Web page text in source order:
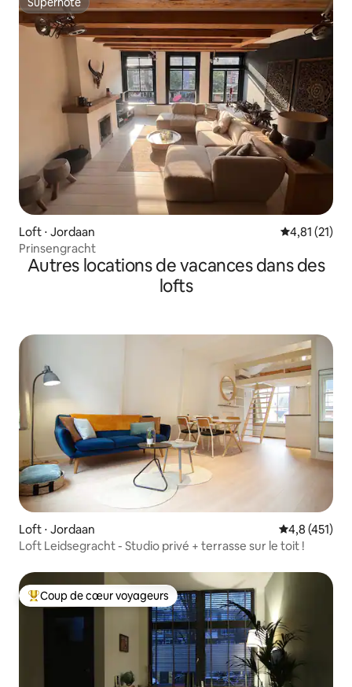
Superhôte
Loft ⋅ Jordaan Évaluation
4,81 (21)
Prinsengracht
Autres locations de vacances dans des
lofts
Loft ⋅ Jordaan Évaluation
4,8 (451)
Loft Leidsegracht - Studio privé + terrasse sur le toit !
Coups de cœur voyageurs les plus appréciés
Coup de cœur voyageurs